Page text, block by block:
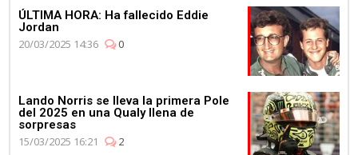
ÚLTIMA HORA: Ha fallecido Eddie
Jordan
20/03/2025 14:36
0
Lando Norris se lleva la primera Pole
del 2025 en una Qualy llena de
sorpresas
15/03/2025 16:21
2